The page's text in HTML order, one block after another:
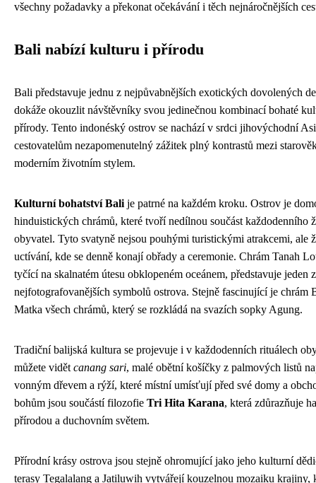
všechny požadavky a překonat očekávání i těch nejnáročnějších
Bali nabízí kulturu i přírodu
Bali představuje jednu z nejpůvabnějších exotických dovolených
dokáže okouzlit návštěvníky svou jedinečnou kombinací bohaté
přírody. Tento indonéský ostrov se nachází v srdci jihovýchodní
cestovatelům nezapomenutelný zážitek plný kontrastů mezi
moderním životním stylem.
Kulturní bohatství Bali je patrné na každém kroku. Ostrov je
hinduistických chrámů, které tvoří nedílnou součást každodenního
obyvatel. Tyto svatyně nejsou pouhými turistickými atrakcemi, ale
uctívání, kde se denně konají obřady a ceremonie. Chrám Tanah
tyčící na skalnatém útesu obklopeném oceánem, představuje jeden z
nejfotografovanějších symbolů ostrova. Stejně fascinující je chrám
Matka všech chrámů, který se rozkládá na svazích sopky Agung.
Tradiční balijská kultura se projevuje i v každodenních rituálech
můžete vidět canang sari, malé obětní košíčky z palmových listů
vonným dřevem a rýží, které místní umísťují před své domy a
bohům jsou součástí filozofie Tri Hita Karana, která zdůrazňuje
přírodou a duchovním světem.
Přírodní krásy ostrova jsou stejně ohromující jako jeho kulturní
terasy Tegalalang a Jatiluwih vytvářejí kouzelnou mozaiku krajiny,